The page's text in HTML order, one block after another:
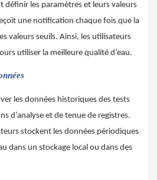
définir les paramètres et leurs valeurs
une notification chaque fois que la
valeurs seuils. Ainsi, les utilisateurs
utiliser la meilleure qualité d’eau.
les données historiques des tests
d’analyse et de tenue de registres.
stockent les données périodiques
dans un stockage local ou dans des